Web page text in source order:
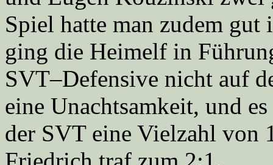
Spiel hatte man zudem
ging die Heimelf in
SVT–Defensive nicht auf
eine Unachtsamkeit, und
der SVT eine Vielzahl von